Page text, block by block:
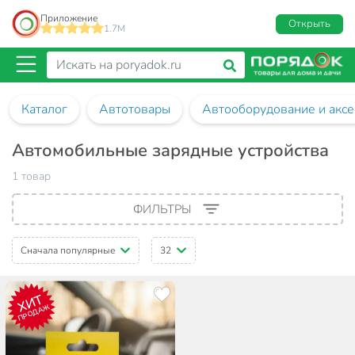
Приложение
1.7M
Открыть
Каталог Автотовары Автооборудование и
Автомобильные зарядные устройства
1 товар
ФИЛЬТРЫ
Сначала популярные 32
ХИТ
ПРОДАЖ